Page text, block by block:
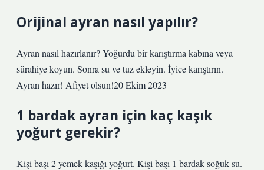
Orijinal ayran nasıl yapılır?
Ayran nasıl hazırlanır? Yoğurdu bir karıştırma kabına veya
sürahiye koyun. Sonra su ve tuz ekleyin. İyice karıştırın.
Ayran hazır! Afiyet olsun!20 Ekim 2023
1 bardak ayran için kaç kaşık
yoğurt gerekir?
Kişi başı 2 yemek kaşığı yoğurt. Kişi başı 1 bardak soğuk su.